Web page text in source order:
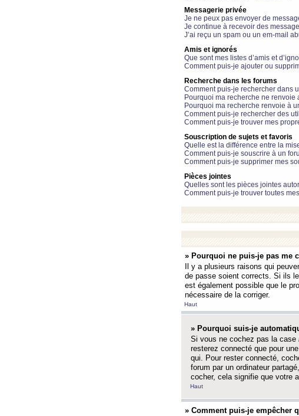
Messagerie privée
Je ne peux pas envoyer de
Je continue à recevoir des
J’ai reçu un spam ou un em-mail
Amis et ignorés
Que sont mes listes d’amis et
Comment puis-je ajouter ou
Recherche dans les forums
Comment puis-je rechercher dans
Pourquoi ma recherche ne renvoie
Pourquoi ma recherche renvoie à
Comment puis-je rechercher des
Comment puis-je trouver mes
Souscription de sujets et favoris
Quelle est la différence entre la
Comment puis-je souscrire à un
Comment puis-je supprimer mes
Pièces jointes
Quelles sont les pièces jointes
Comment puis-je trouver toutes
» Pourquoi ne puis-je pas me
Il y a plusieurs raisons qui
de passe soient corrects. Si ils
est également possible que le
nécessaire de la corriger.
Haut
» Pourquoi suis-je
Si vous ne cochez pas la case
resterez connecté que pour
qui. Pour rester connecté,
forum par un ordinateur
cocher, cela signifie que votre
Haut
» Comment puis-je empêcher